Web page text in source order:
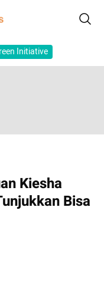
Initiative
Kiesha
Bisa